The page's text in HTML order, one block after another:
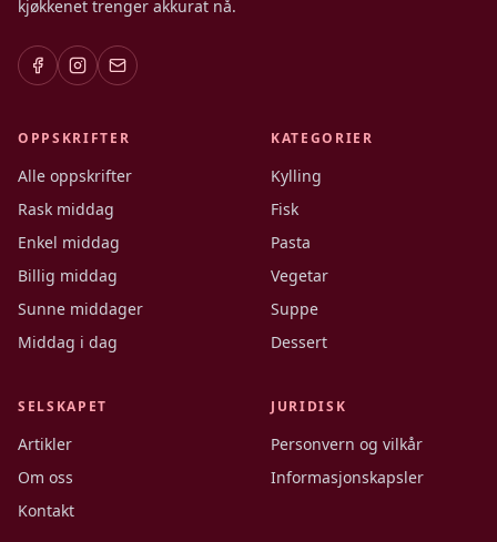
kjøkkenet trenger akkurat nå.
OPPSKRIFTER
Alle oppskrifter
Rask middag
Enkel middag
Billig middag
Sunne middager
Middag i dag
KATEGORIER
Kylling
Fisk
Pasta
Vegetar
Suppe
Dessert
SELSKAPET
Artikler
Om oss
Kontakt
JURIDISK
Personvern og vilkår
Informasjonskapsler